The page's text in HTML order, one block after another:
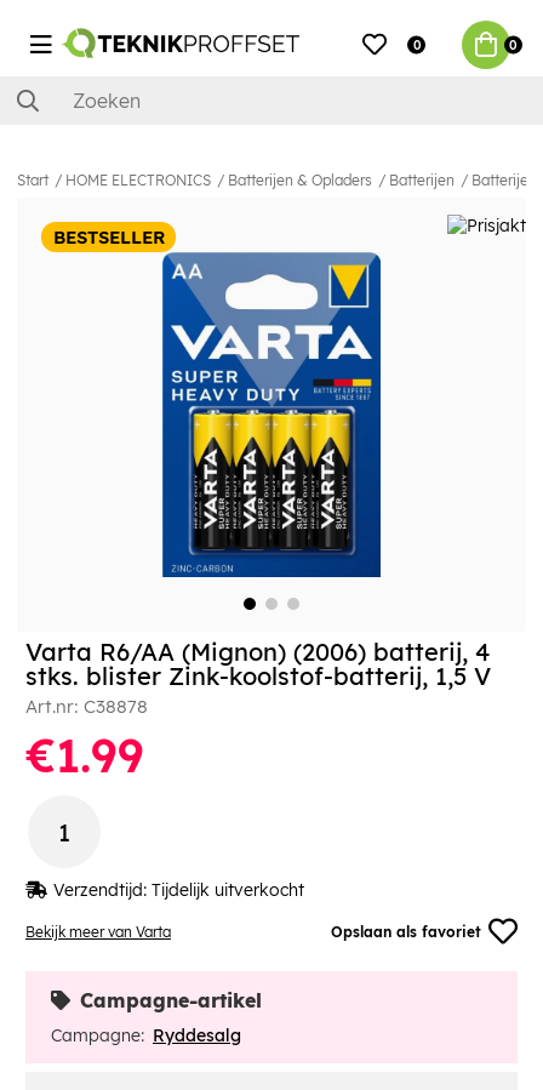
0 0
Start HOME ELECTRONICS Batterijen & Opladers Batterijen Batterijen
BESTSELLER
Bekijk meer van Varta Opslaan als favoriet
Varta R6/AA (Mignon) (2006) batterij, 4
stks. blister Zink-koolstof-batterij, 1,5 V
Art.nr: C38878
€1.99
Verzendtijd: Tijdelijk uitverkocht
Campagne-artikel
Campagne: Ryddesalg